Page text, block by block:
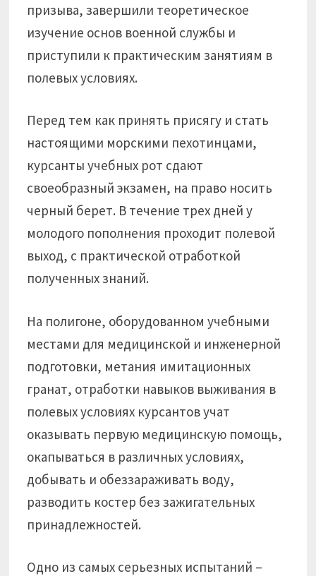
призыва, завершили теоретическое
изучение основ военной службы и
приступили к практическим занятиям в
полевых условиях.
Перед тем как принять присягу и стать
настоящими морскими пехотинцами,
курсанты учебных рот сдают
своеобразный экзамен, на право носить
черный берет. В течение трех дней у
молодого пополнения проходит полевой
выход, с практической отработкой
полученных знаний.
На полигоне, оборудованном учебными
местами для медицинской и инженерной
подготовки, метания имитационных
гранат, отработки навыков выживания в
полевых условиях курсантов учат
оказывать первую медицинскую помощь,
окапываться в различных условиях,
добывать и обеззараживать воду,
разводить костер без зажигательных
принадлежностей.
Одно из самых серьезных испытаний –